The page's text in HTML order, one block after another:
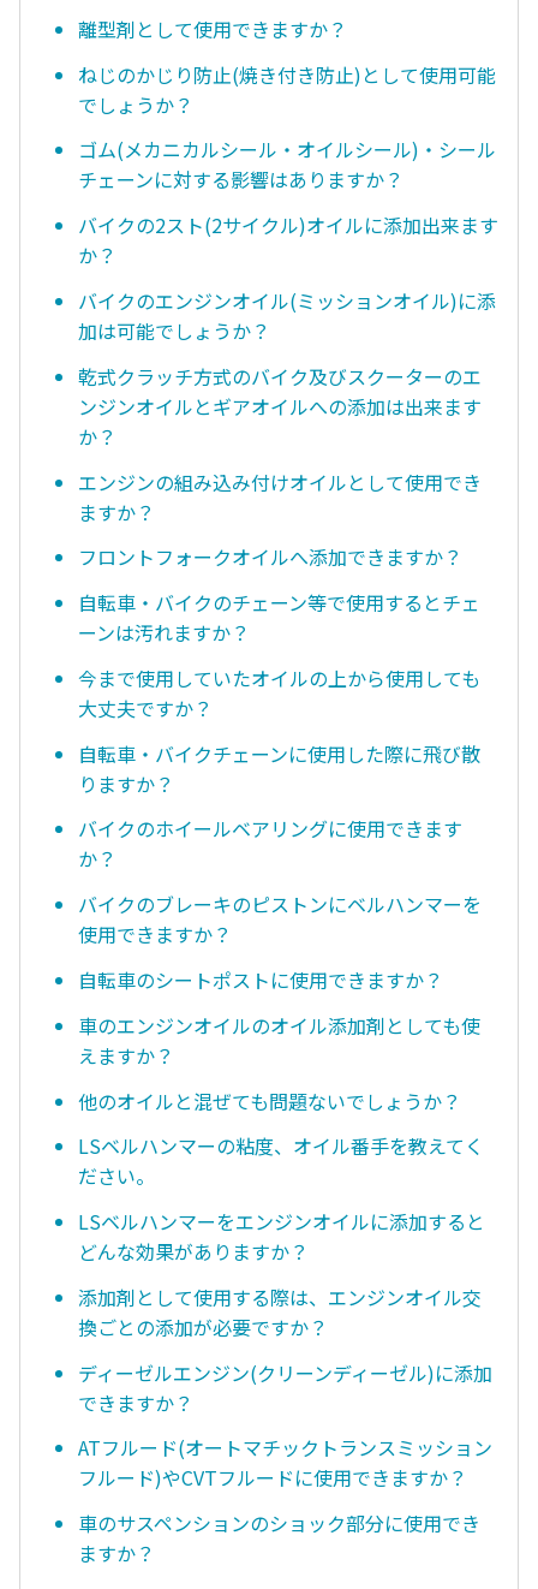
離型剤として使用できますか？
ねじのかじり防止(焼き付き防止)として使用可能
でしょうか？
ゴム(メカニカルシール・オイルシール)・シール
チェーンに対する影響はありますか？
バイクの2スト(2サイクル)オイルに添加出来ます
か？
バイクのエンジンオイル(ミッションオイル)に添
加は可能でしょうか？
乾式クラッチ方式のバイク及びスクーターのエ
ンジンオイルとギアオイルへの添加は出来ます
か？
エンジンの組み込み付けオイルとして使用でき
ますか？
フロントフォークオイルへ添加できますか？
自転車・バイクのチェーン等で使用するとチェ
ーンは汚れますか？
今まで使用していたオイルの上から使用しても
大丈夫ですか？
自転車・バイクチェーンに使用した際に飛び散
りますか？
バイクのホイールベアリングに使用できます
か？
バイクのブレーキのピストンにベルハンマーを
使用できますか？
自転車のシートポストに使用できますか？
車のエンジンオイルのオイル添加剤としても使
えますか？
他のオイルと混ぜても問題ないでしょうか？
LSベルハンマーの粘度、オイル番手を教えてく
ださい。
LSベルハンマーをエンジンオイルに添加すると
どんな効果がありますか？
添加剤として使用する際は、エンジンオイル交
換ごとの添加が必要ですか？
ディーゼルエンジン(クリーンディーゼル)に添加
できますか？
ATフルード(オートマチックトランスミッション
フルード)やCVTフルードに使用できますか？
車のサスペンションのショック部分に使用でき
ますか？